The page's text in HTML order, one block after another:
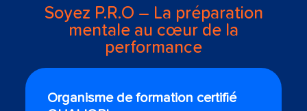
Soyez P.R.O – La préparation
mentale au cœur de la
performance
Organisme de formation certifié